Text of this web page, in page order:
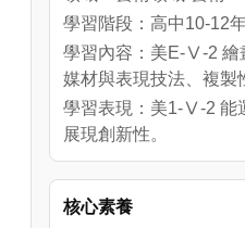
學習階段：高中10-12
學習內容：美E-Ⅴ-2 繪
媒材與表現技法、複製
學習表現：美1-Ⅴ-2 能
展現創新性。
核心素養